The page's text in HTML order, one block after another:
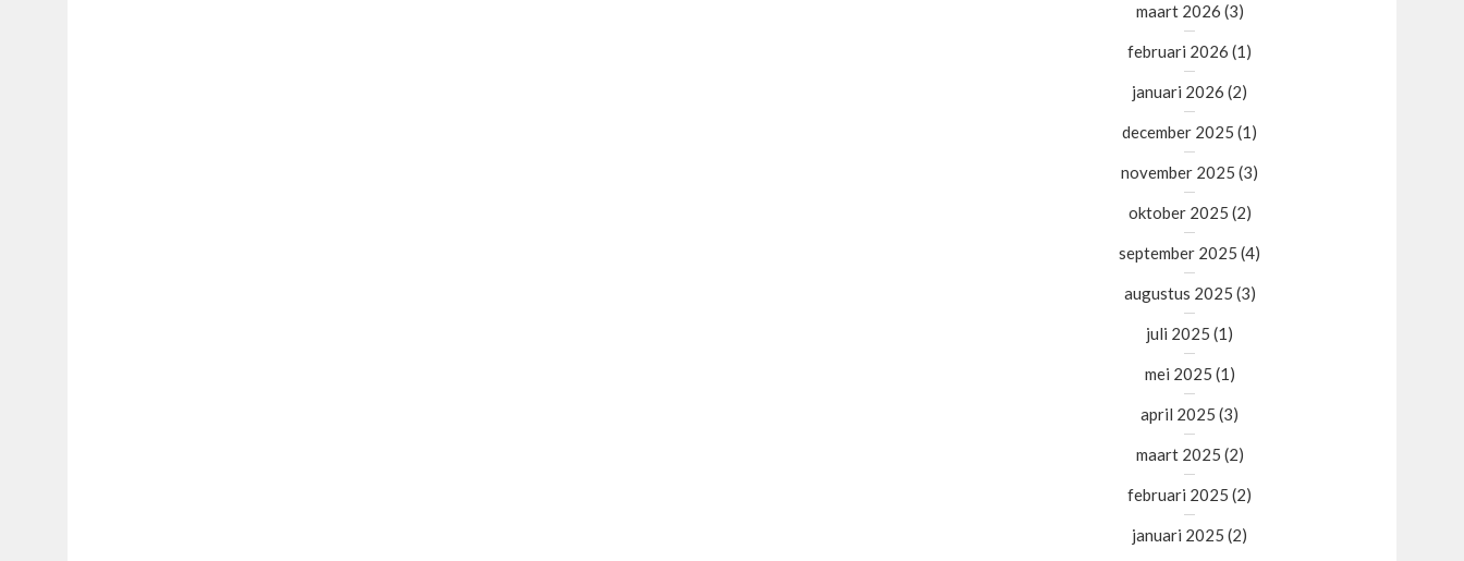
maart 2026 (3)
februari 2026 (1)
januari 2026 (2)
december 2025 (1)
november 2025 (3)
oktober 2025 (2)
september 2025 (4)
augustus 2025 (3)
juli 2025 (1)
mei 2025 (1)
april 2025 (3)
maart 2025 (2)
februari 2025 (2)
januari 2025 (2)